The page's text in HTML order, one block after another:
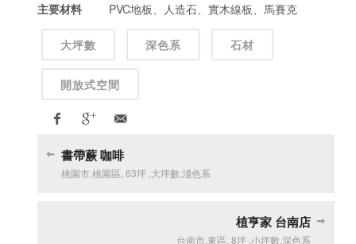
主要材料 PVC地板、人造石、實木線板、馬賽克
大坪數 深色系 石材
開放式空間
書帶蕨 咖啡
桃園市,桃園區 ,63坪 大坪數 ,淺色系
植亨家 台南店
台南市, 東區 8坪, 小坪數 深色系